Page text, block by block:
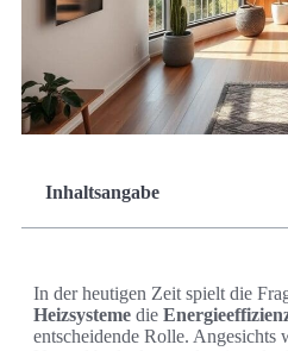
Inhaltsangabe
In der heutigen Zeit spielt die
Heizsysteme die
entscheidende Rolle. Angesichts